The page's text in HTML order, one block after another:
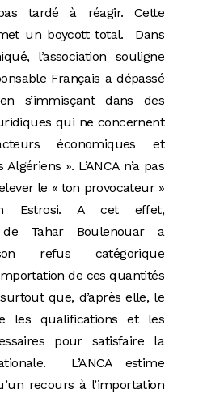
pas tardé à réagir. Cette
un boycott total. Dans
l’association souligne
Français a dépassé
s’immisçant dans des
qui ne concernent
économiques et
». L’ANCA n’a pas
le « ton provocateur »
Estrosi. A cet effet,
de Tahar Boulenouar a
refus catégorique
de ces quantités
que, d’après elle, le
les qualifications et les
pour satisfaire la
L’ANCA estime
recours à l’importation